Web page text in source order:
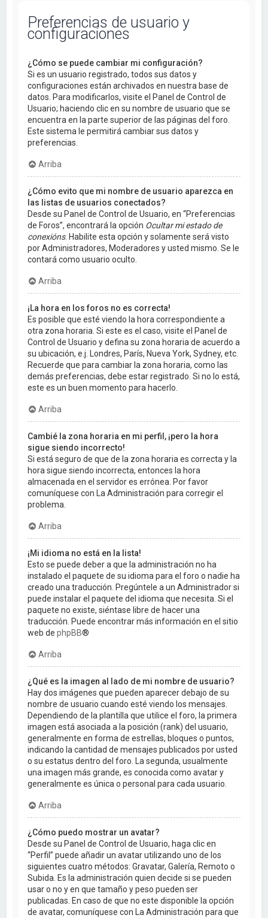
Preferencias de usuario y
configuraciones
¿Cómo se puede cambiar mi configuración?
Si es un usuario registrado, todos sus datos y
configuraciones están archivados en nuestra base de
datos. Para modificarlos, visite el Panel de Control de
Usuario; haciendo clic en su nombre de usuario que se
encuentra en la parte superior de las páginas del foro.
Este sistema le permitirá cambiar sus datos y
preferencias.
Arriba
¿Cómo evito que mi nombre de usuario aparezca en
las listas de usuarios conectados?
Desde su Panel de Control de Usuario, en “Preferencias
de Foros”, encontrará la opción Ocultar mi estado de
conexións. Habilite esta opción y solamente será visto
por Administradores, Moderadores y usted mismo. Se le
contará como usuario oculto.
Arriba
¡La hora en los foros no es correcta!
Es posible que esté viendo la hora correspondiente a
otra zona horaria. Si este es el caso, visite el Panel de
Control de Usuario y defina su zona horaria de acuerdo a
su ubicación, e.j. Londres, París, Nueva York, Sydney, etc.
Recuerde que para cambiar la zona horaria, como las
demás preferencias, debe estar registrado. Si no lo está,
este es un buen momento para hacerlo.
Arriba
Cambié la zona horaria en mi perfil, ¡pero la hora
sigue siendo incorrecto!
Si está seguro de que de la zona horaria es correcta y la
hora sigue siendo incorrecta, entonces la hora
almacenada en el servidor es errónea. Por favor
comuníquese con La Administración para corregir el
problema.
Arriba
¡Mi idioma no está en la lista!
Esto se puede deber a que la administración no ha
instalado el paquete de su idioma para el foro o nadie ha
creado una traducción. Pregúntele a un Administrador si
puede instalar el paquete del idioma que necesita. Si el
paquete no existe, siéntase libre de hacer una
traducción. Puede encontrar más información en el sitio
web dephpBB®
Arriba
¿Qué es la imagen al lado de mi nombre de usuario?
Hay dos imágenes que pueden aparecer debajo de su
nombre de usuario cuando esté viendo los mensajes.
Dependiendo de la plantilla que utilice el foro, la primera
imagen está asociada a la posición (rank) del usuario,
generalmente en forma de estrellas, bloques o puntos,
indicando la cantidad de mensajes publicados por usted
o su estatus dentro del foro. La segunda, usualmente
una imagen más grande, es conocida como avatar y
generalmente es única o personal para cada usuario.
Arriba
¿Cómo puedo mostrar un avatar?
Desde su Panel de Control de Usuario, haga clic en
“Perfil” puede añadir un avatar utilizando uno de los
siguientes cuatro métodos: Gravatar, Galería, Remoto o
Subida. Es la administración quien decide si se pueden
usar o no y en que tamaño y peso pueden ser
publicadas. En caso de que no este disponible la opción
de avatar, comuníquese con La Administración para que